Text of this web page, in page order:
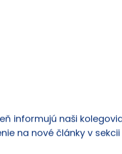
informujú naši
na nové články v sekcii